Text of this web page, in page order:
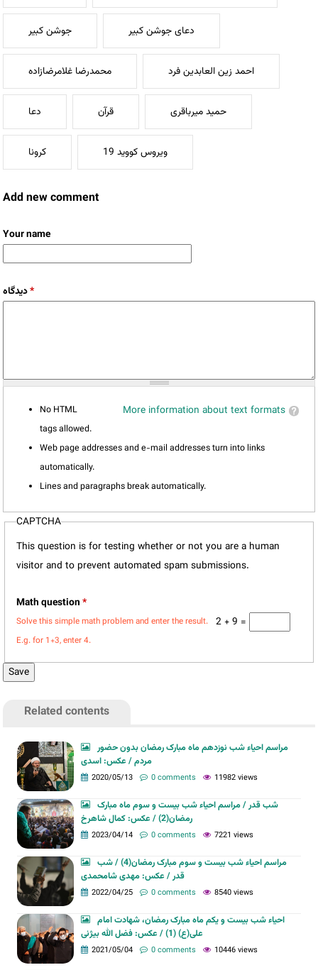
جوشن کبیر دعای جوشن کبیر
محمدرضا غلامرضازاده احمد زین العابدین فرد
دعا قرآن حمید میرباقری
کرونا ویروس کووید 19
Add new comment
Your name
دیدگاه*
More information about text formats
No HTML
tags allowed.
Web page addresses and e-mail addresses turn into links
automatically.
Lines and paragraphs break automatically.
CAPTCHA
This question is for testing whether or not you are a human
visitor and to prevent automated spam submissions.
Math question*
2 + 9 =
Solve this simple math problem and enter the result.
E.g. for 1+3, enter 4.
Related contents
مراسم احیاء شب نوزدهم ماه مبارک رمضان بدون حضور
مردم / عکس: اسدی
2020/05/13 0 comments 11982 views
شب قدر / مراسم احیاء شب بیست و سوم ماه مبارک
رمضان(2) / عکس: کمال شاهرخ
2023/04/14 0 comments 7221 views
مراسم احیاء شب بیست و سوم مبارک رمضان(4) / شب
قدر / عکس: مهدی شامحمدی
2022/04/25 0 comments 8540 views
احیاء شب بیست و یکم ماه مبارک رمضان، شهادت امام
علی(ع) (1) / عکس: فضل الله بیژنی
2021/05/04 0 comments 10446 views